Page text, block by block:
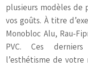
plusieurs modèles de
vos goûts. À titre
Monobloc Alu, Rau-
PVC. Ces
l’esthétisme de votre